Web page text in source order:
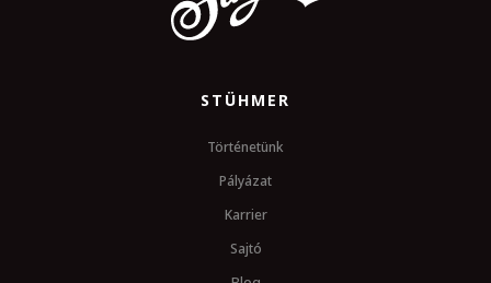
STÜHMER
Történetünk
Pályázat
Karrier
Sajtó